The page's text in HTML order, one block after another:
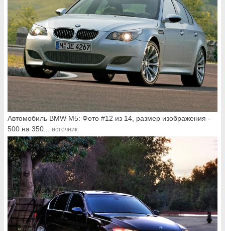
Автомобиль BMW M5: Фото #12 из 14, размер изображения -
500 на 350...
источник